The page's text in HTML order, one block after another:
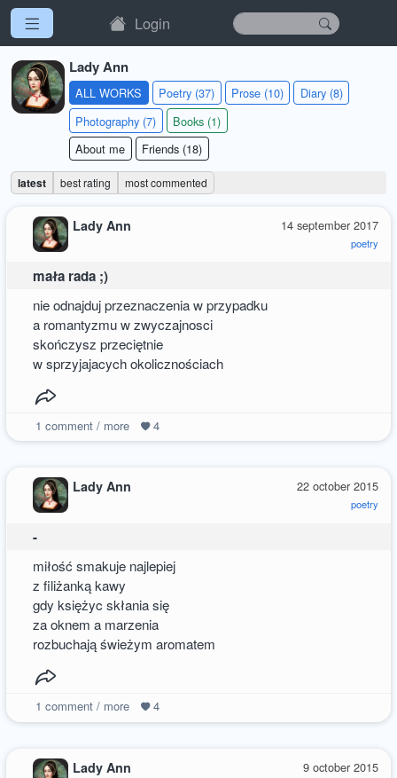
Login
Lady Ann
ALL WORKS Poetry (37) Prose (10)
Diary (8)
Photography (7)
Books (1)
About me
Friends (18)
latest best rating most commented
14 september 2017
poetry
Lady Ann
mała rada ;)
nie odnajduj przeznaczenia w przypadku
a romantyzmu w zwyczajnosci
skończysz przeciętnie
w sprzyjajacych okolicznościach
1 comment / more 4
22 october 2015
poetry
Lady Ann
-
miłość smakuje najlepiej
z filiżanką kawy
gdy księżyc skłania się
za oknem a marzenia
rozbuchają świeżym aromatem
1 comment / more 4
9 october 2015
Lady Ann